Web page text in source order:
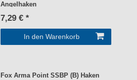
Angelhaken
7,29 € *
In den Warenkorb
Fox Arma Point SSBP (B) Haken